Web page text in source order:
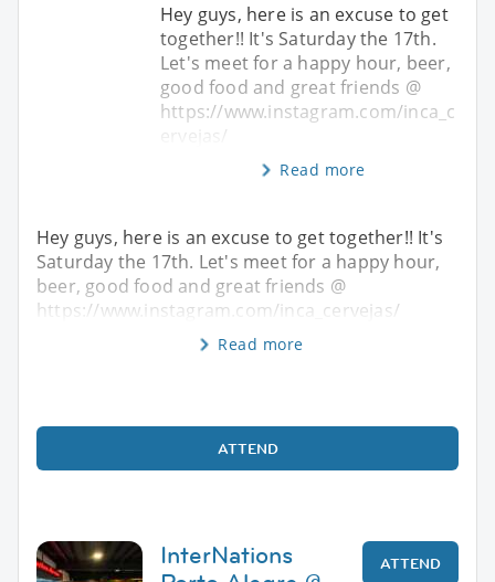
Hey guys, here is an excuse to get
together!! It's Saturday the 17th.
Let's meet for a happy hour, beer,
good food and great friends @
https://www.instagram.com/inca_c
ervejas/
Read more
Hey guys, here is an excuse to get together!! It's
Saturday the 17th. Let's meet for a happy hour,
beer, good food and great friends @
https://www.instagram.com/inca_cervejas/
Read more
ATTEND
InterNations
ATTEND